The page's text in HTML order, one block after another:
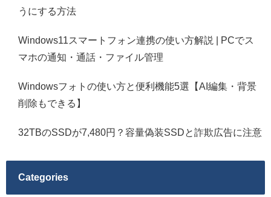
うにする方法
Windows11スマートフォン連携の使い方解説 | PCでス
マホの通知・通話・ファイル管理
Windowsフォトの使い方と便利機能5選【AI編集・背景
削除もできる】
32TBのSSDが7,480円？容量偽装SSDと詐欺広告に注意
Categories